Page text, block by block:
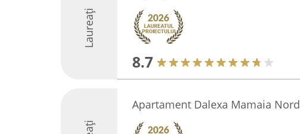
Laureați
8.7
Apartament Dalexa Mamaia Nord